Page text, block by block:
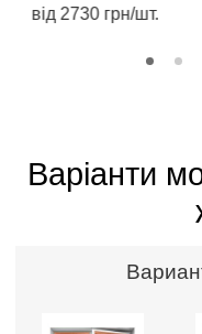
вiд 2730 грн/шт.
Варіанти